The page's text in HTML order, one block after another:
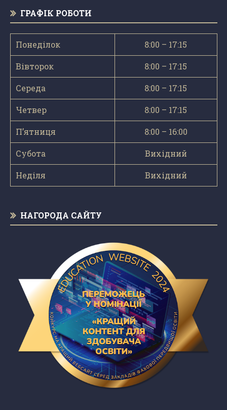
ГРАФІК РОБОТИ
Понеділок 8:00 – 17:15
Вівторок 8:00 – 17:15
Середа 8:00 – 17:15
Четвер 8:00 – 17:15
П’ятниця 8:00 – 16:00
Субота Вихідний
Неділя Вихідний
НАГОРОДА САЙТУ